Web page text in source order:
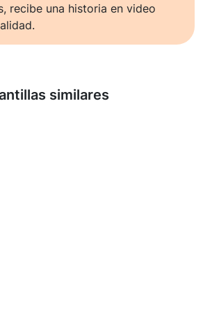
recibe una historia en video
similares
Saber más